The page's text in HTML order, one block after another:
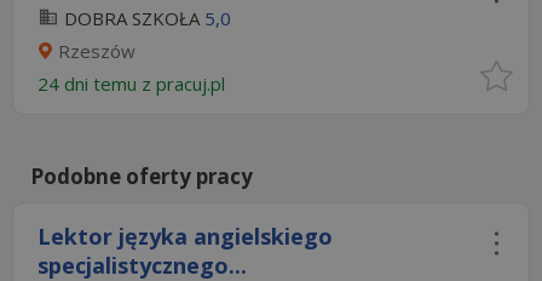
DOBRA SZKOŁA 5,0
Rzeszów
24 dni temu z pracuj.pl
Podobne oferty pracy
Lektor języka angielskiego
specjalistycznego...